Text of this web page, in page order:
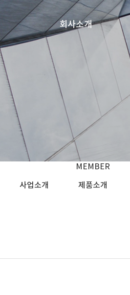
회사소개
둘러보기
찾아오시는 길
MEMBER
사업소개 제품소개